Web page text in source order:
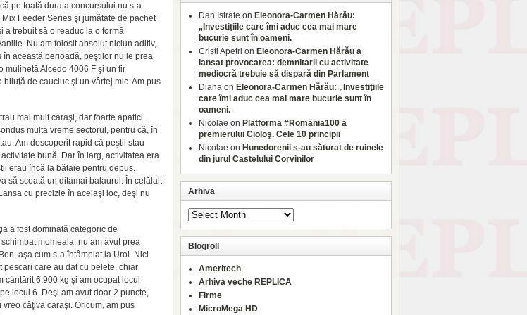
pe toată durata concursului nu s-a
Feeder Series şi jumătate de pachet
a trebuit să o readuc la o formă
Nu am folosit absolut niciun aditiv,
în această perioadă, peştilor nu le prea
mulinetă Alcedo 4006 F şi un fir
de cauciuc şi un vârtej mic. Am pus
mai mult caraşi, dar foarte apatici.
multă vreme sectorul, pentru că, în
Am descoperit rapid că peştii stau
bună. Dar în larg, activitatea era
erau încă la bătaie pentru depus.
să scoată un ditamai balaurul. În celălalt
cu precizie în acelaşi loc, deşi nu
a fost dominată categoric de
momeala, nu am avut prea
aşa cum s-a întâmplat la Uroi. Nici
pescari care au dat cu pelete, chiar
cântărit 6,900 kg şi am ocupat locul
locul 6. Deşi am avut doar 2 puncte,
câţiva caraşi. Oricum, am pus
Dan Istrate on Eleonora-Carmen Hărău:
„Investiţiile care îmi aduc cea mai mare
bucurie sunt în oameni.
Cristi Apetri on Eleonora-Carmen Hărău a
lansat provocarea: demnitarii cu activitate
mediocră trebuie să dispară din Parlament
Diana on Eleonora-Carmen Hărău: „Investiţiile
care îmi aduc cea mai mare bucurie sunt în
oameni.
Nicolae on Platforma #Romania100 a
premierului Cioloş. Cele 10 principii
Nicolae on Hunedorenii s-au săturat de ruinele
din jurul Castelului Corvinilor
Arhiva
Blogroll
Ameritech
Arhiva veche REPLICA
Firme
MicroMega HD